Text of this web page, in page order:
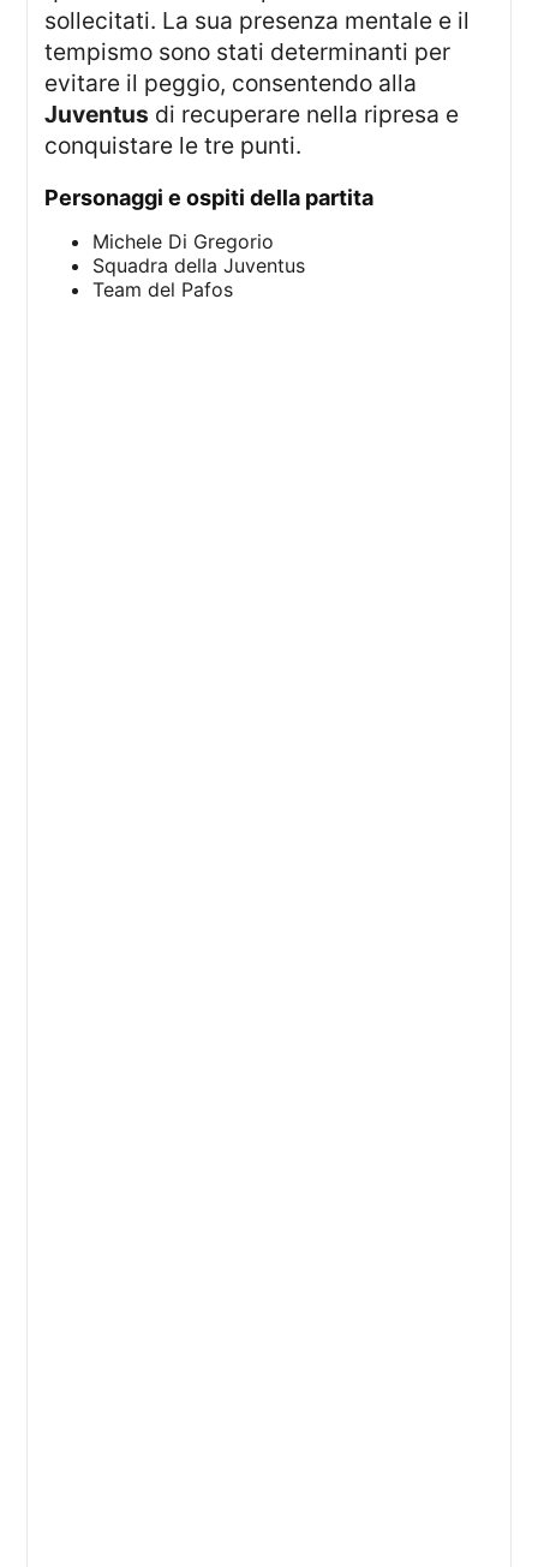
sollecitati. La sua presenza mentale e il
tempismo sono stati determinanti per
evitare il peggio, consentendo alla
Juventus di recuperare nella ripresa e
conquistare le tre punti.
Personaggi e ospiti della partita
Michele Di Gregorio
Squadra della Juventus
Team del Pafos